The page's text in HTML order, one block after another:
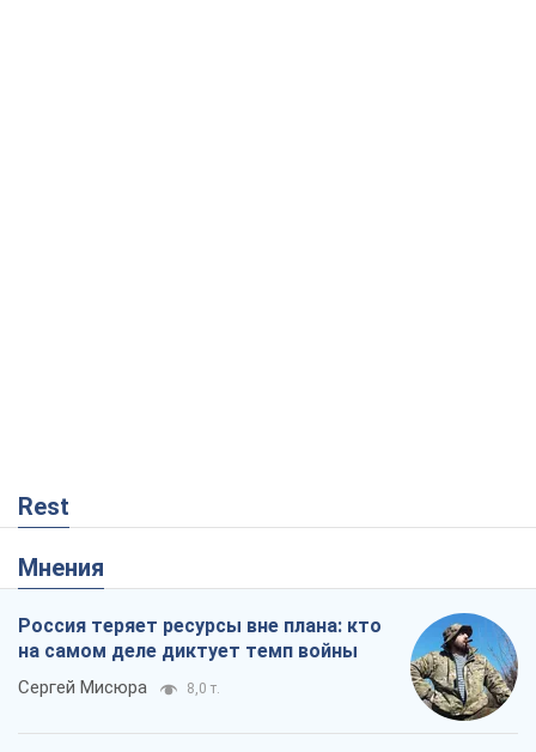
Rest
Мнения
Россия теряет ресурсы вне плана: кто
на самом деле диктует темп войны
Сергей Мисюра 8,0 т.